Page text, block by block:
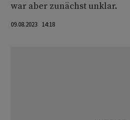
war aber zunächst unklar.
09.08.2023 14:18